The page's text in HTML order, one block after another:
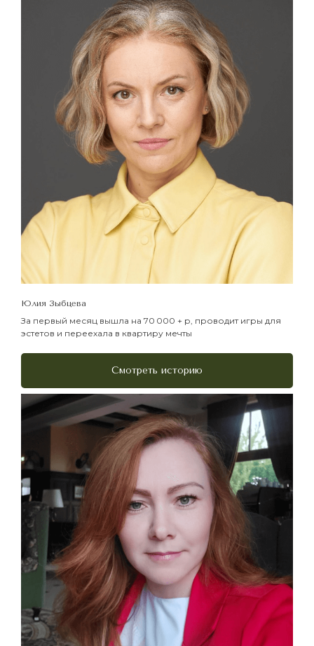
Юлия Зыбцева
За первый месяц вышла на 70 000 + р, проводит игры для
эстетов и переехала в квартиру мечты
Смотреть историю